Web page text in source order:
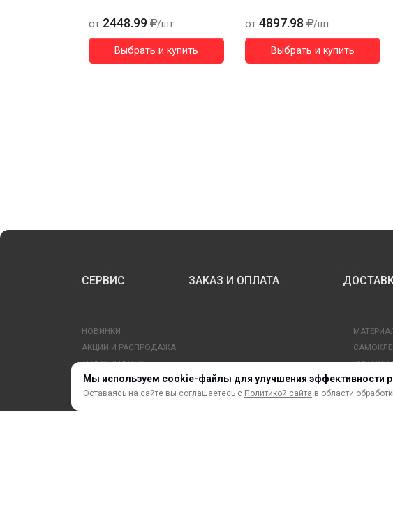
Мы используем cookie-файлы для улучшения эффективности
Оставаясь на сайте вы соглашаетесь с Политикой сайта в области
от 2448.99 /шт
Выбрать и купить
от 4897.98 /шт
Выбрать и купить
СЕРВИС ЗАКАЗ И ОПЛАТА
НОВИНКИ
АКЦИИ И РАСПРОДАЖА
ТЕРМОПЕРЕНОС
ПРОФИЛИ И ПРОФИЛЬНЫЕ СИСТЕМЫ
КРАСКИ, ЧЕРНИЛА, КАРТРИДЖИ
УСЛУГИ И